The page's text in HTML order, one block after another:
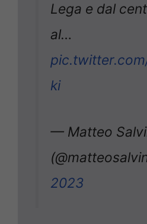
Lega e dal
al…
ki
— Matteo
2023